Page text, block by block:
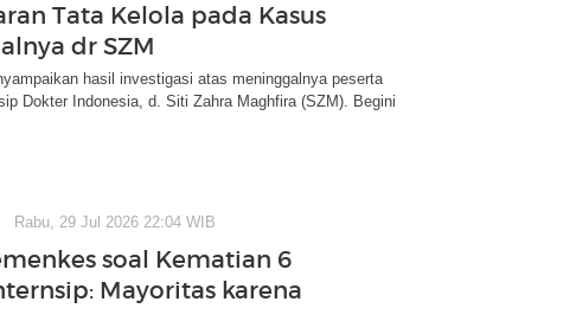
Tata Kelola pada Kasus
dr SZM
hasil investigasi atas meninggalnya peserta
Dokter Indonesia, d. Siti Zahra Maghfira (SZM). Begini
Rabu, 29 Jul 2026 22:04 WIB
soal Kematian 6
Mayoritas karena